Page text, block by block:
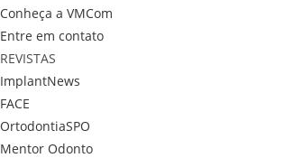
Conheça a VMCom
Entre em contato
REVISTAS
ImplantNews
FACE
OrtodontiaSPO
Mentor Odonto